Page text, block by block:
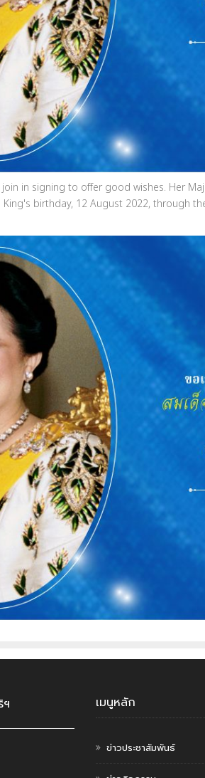
in signing to offer good wishes. Her
birthday, 12 August 2022, through
เมนูหลัก
ข่าวประชาสัมพันธ์